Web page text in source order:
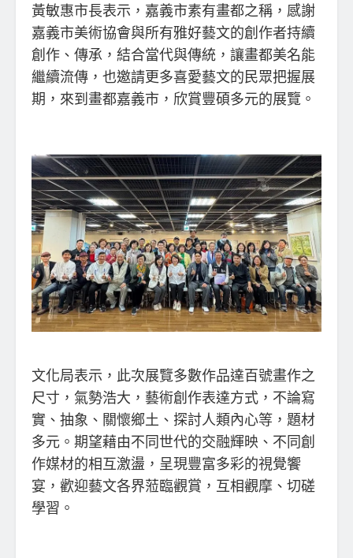
黃敏惠市長表示，嘉義市素有畫都之稱，感謝
嘉義市美術協會與所有雅好藝文的創作者持續
創作、傳承，結合當代與傳統，讓畫都美名能
繼續流傳，也邀請更多喜愛藝文的民眾把握展
期，來到畫都嘉義市，欣賞豐碩多元的展覽。
文化局表示，此次展覽多數作品達百號畫作之
尺寸，氣勢浩大，藝術創作表達方式，不論寫
實、抽象、關懷鄉土、探討人類內心等，題材
多元。期望藉由不同世代的交融輝映、不同創
作媒材的相互激盪，呈現豐富多彩的視覺饗
宴，歡迎藝文各界蒞臨觀賞，互相觀摩、切磋
學習。